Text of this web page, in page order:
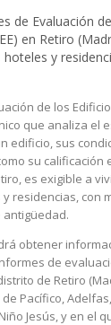
de Evaluación de
en Retiro
hoteles y
de los
que analiza el
edificio, sus
su calificación
es exigible a
residencias, con
antigüedad.
obtener
de
de Retiro
Pacífico,
Jesús, y en el